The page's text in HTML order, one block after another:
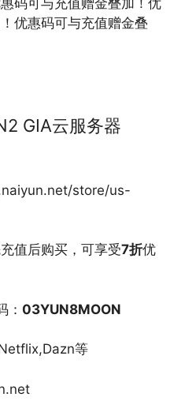
优惠码可与充值赠金叠
GIA云服务器
store/us-
值后购买，可享受7折优
： 03YUN8MOON
等